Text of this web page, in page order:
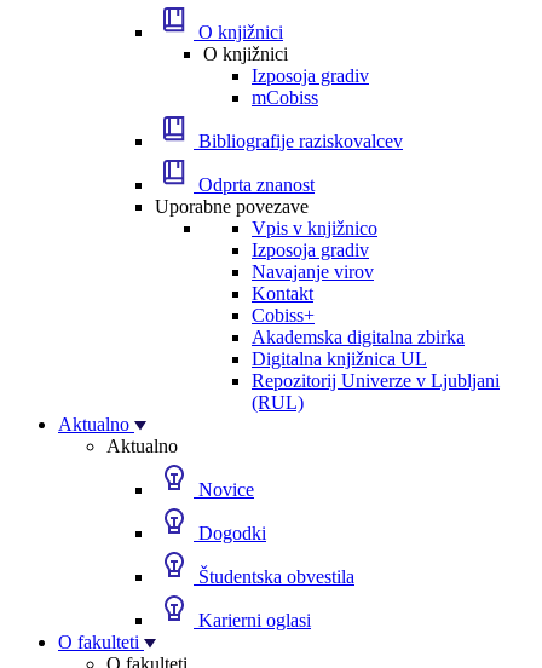
O knjižnici
O knjižnici
Izposoja gradiv
mCobiss
Bibliografije raziskovalcev
Odprta znanost
Uporabne povezave
Vpis v knjižnico
Izposoja gradiv
Navajanje virov
Kontakt
Cobiss+
Akademska digitalna zbirka
Digitalna knjižnica UL
Repozitorij Univerze v Ljubljani
(RUL)
Aktualno
Aktualno
Novice
Dogodki
Študentska obvestila
Karierni oglasi
O fakulteti
O fakulteti